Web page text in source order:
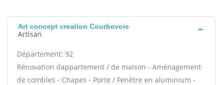
Art concept creation Courbevoie
Artisan
Département: 92
Rénovation dappartement / de maison - Aménagement
de combles - Chapes - Porte / Fenêtre en aluminium -